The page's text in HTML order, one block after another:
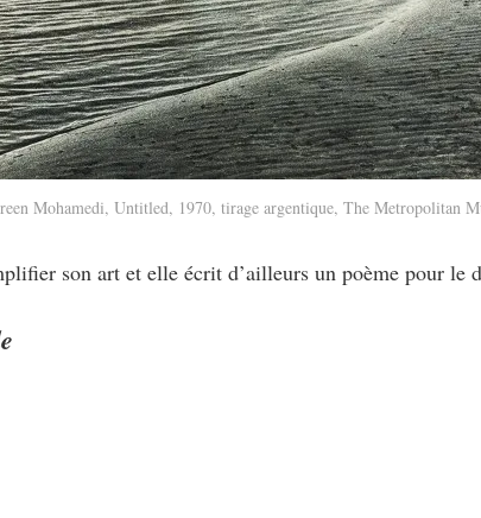
Mohamedi, Untitled, 1970, tirage argentique, The Metropolitan
son art et elle écrit d’ailleurs un poème pour le